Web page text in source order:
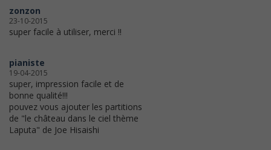
zonzon
23-10-2015
super facile à utiliser, merci !!
pianiste
19-04-2015
super, impression facile et de
bonne qualité!!!
pouvez vous ajouter les partitions
de "le château dans le ciel thème
Laputa" de Joe Hisaishi